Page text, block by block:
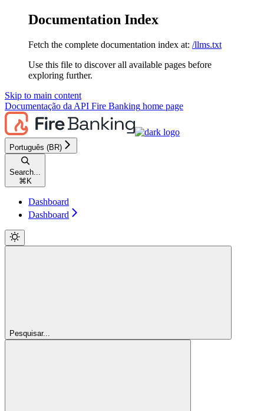
Documentation Index
Fetch the complete documentation index at: /llms.txt
Use this file to discover all available pages before
exploring further.
Skip to main content
Documentação da API Fire Banking home page
Português (BR)
Search...
⌘ K
Dashboard
Dashboard
Pesquisar...